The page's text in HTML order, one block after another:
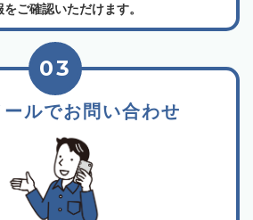
ご確認いただけます。
ールでお問い合わせ
03